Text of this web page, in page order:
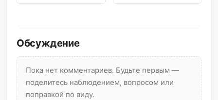
Обсуждение
Пока нет комментариев. Будьте первым —
поделитесь наблюдением, вопросом или
поправкой по виду.